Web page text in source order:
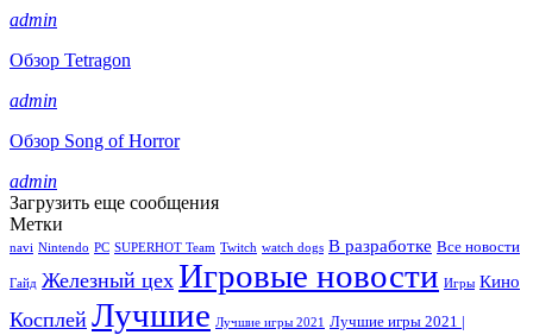
admin
Обзор Tetragon
admin
Обзор Song of Horror
admin
Загрузить еще сообщения
Метки
navi Nintendo PC SUPERHOT Team Twitch watch dogs В разработке Все новости
Гайд Железный цех Игровые новости Игры Кино
Косплей Лучшие Лучшие игры 2021
Лучшие игры 2021 |